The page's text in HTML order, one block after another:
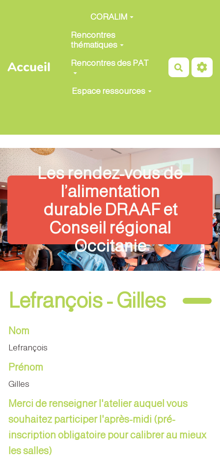
Aller au contenu principal
Accueil
CORALIM
Rencontres
thématiques
Rencontres des PAT
Espace ressources
Les rendez-vous de
l’alimentation
durable DRAAF et
Conseil régional
Occitanie
Lefrançois - Gilles
Nom
Lefrançois
Prénom
Gilles
Merci de renseigner l'atelier auquel vous
souhaitez participer l'après-midi (pré-
inscription obligatoire pour calibrer au mieux
les salles)